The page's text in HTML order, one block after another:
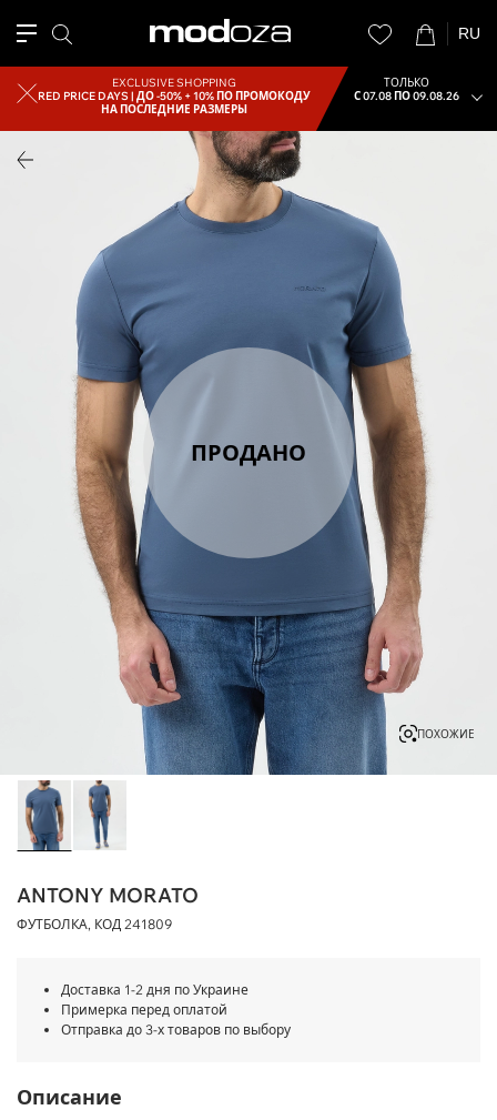
RU
EXCLUSIVE SHOPPING
RED PRICE DAYS |ДО -50% + 10% ПО ПРОМОКОДУ
НА ПОСЛЕДНИЕ РАЗМЕРЫ
ТОЛЬКО
С 07.08 ПО 09.08.26
ПОХОЖИЕ
ПРОДАНО
ANTONY MORATO
ФУТБОЛКА, КОД 241809
Доставка 1-2 дня по Украине
Примерка перед оплатой
Отправка до 3-х товаров по выбору
Описание